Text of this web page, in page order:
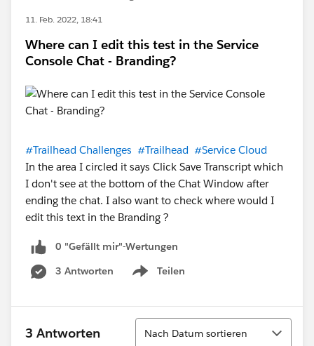
11. Feb. 2022, 18:41
Where can I edit this test in the Service
Console Chat - Branding?
#Trailhead Challenges #Trailhead #Service Cloud
In the area I circled it says Click Save Transcript which
I don't see at the bottom of the Chat Window after
ending the chat. I also want to check where would I
edit this text in the Branding ?
0 "Gefällt mir"-Wertungen
3 Antworten
Teilen
Show menu
3 Antworten
Sortieren
Nach Datum sortieren